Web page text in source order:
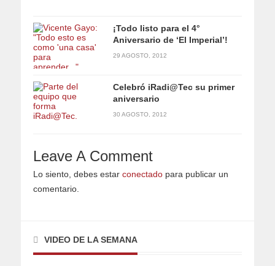
¡Todo listo para el 4°
Aniversario de ‘El Imperial’!
29 AGOSTO, 2012
Celebró iRadi@Tec su primer
aniversario
30 AGOSTO, 2012
Leave A Comment
Lo siento, debes estar conectado para publicar un
comentario.
VIDEO DE LA SEMANA